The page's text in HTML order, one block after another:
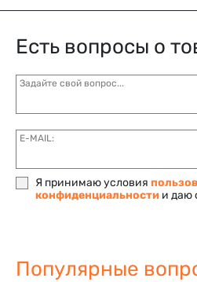
Есть вопросы о
Задайте свой вопрос...
E-MAIL:
Я принимаю условия
конфиденциальности и даю
Популярные